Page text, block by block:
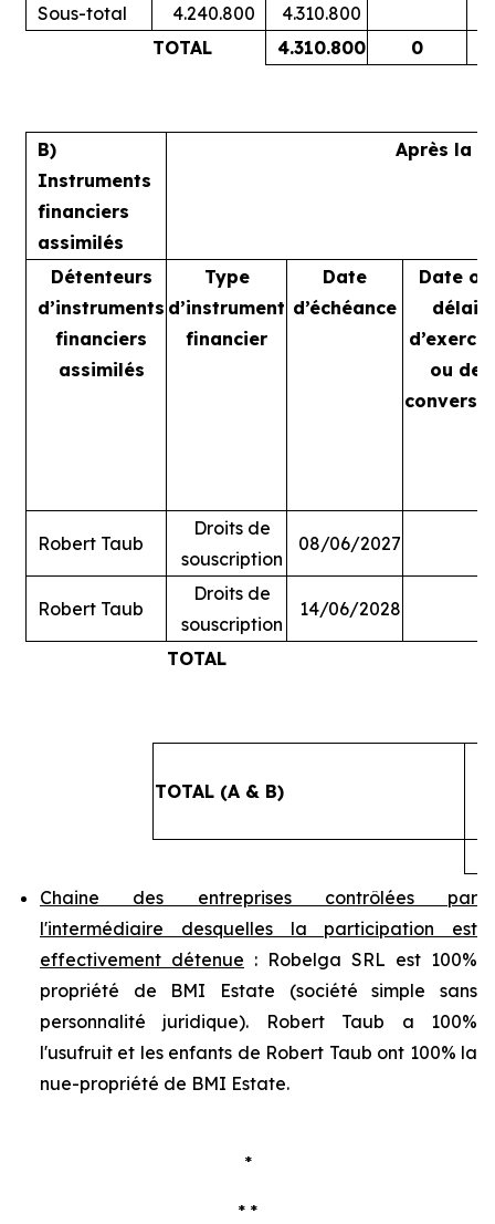
Sous-total
4.240.800 4.310.800
TOTAL
4.310.800 0
B)
Instruments
financiers
assimilés
Après la
Détenteurs
d’instruments
financiers
assimilés
Type
d’instrument
financier
Date
d’échéance
Date ou
délai
ou de
Robert Taub
Droits de
souscription
08/06/2027
Robert Taub
Droits de
souscription
14/06/2028
TOTAL
TOTAL (A & B)
Chaine des entreprises contrôlées par
l'intermédiaire desquelles la participation est
effectivement détenue : Robelga SRL est 100%
propriété de BMI Estate (société simple sans
personnalité juridique). Robert Taub a 100%
l'usufruit et les enfants de Robert Taub ont 100% la
nue-propriété de BMI Estate.
*
* *